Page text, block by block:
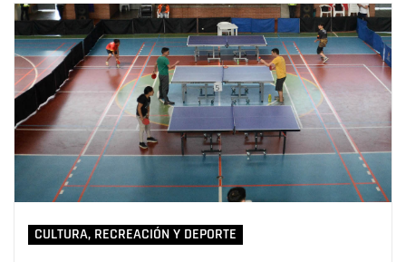
CULTURA, RECREACIÓN Y DEPORTE